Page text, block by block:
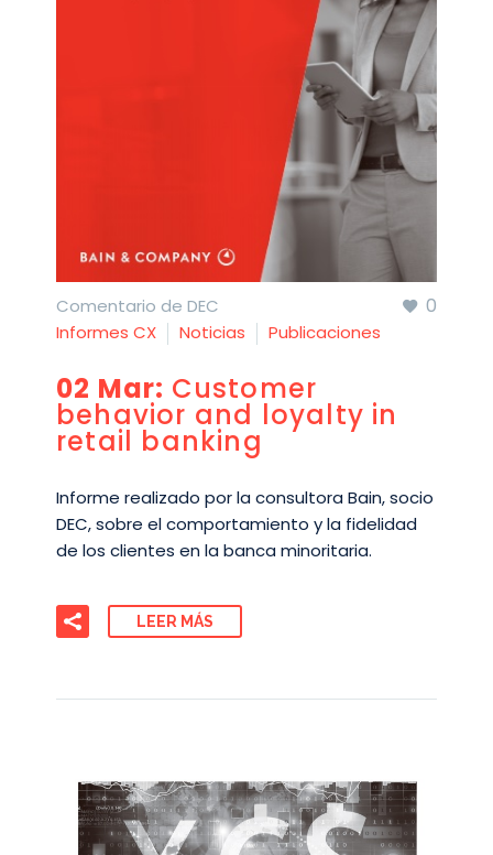
0
Comentario de DEC
Informes CX
Noticias Publicaciones
02 Mar: Customer
behavior and loyalty in
retail banking
Informe realizado por la consultora Bain, socio
DEC, sobre el comportamiento y la fidelidad
de los clientes en la banca minoritaria.
LEER MÁS